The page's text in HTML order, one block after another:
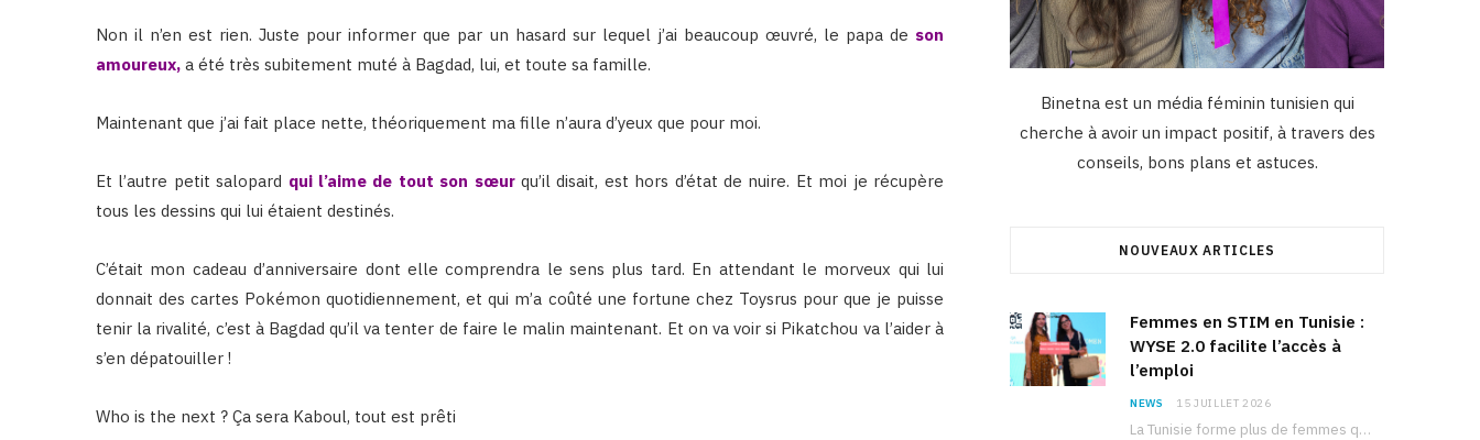
Non il n’en est rien. Juste pour informer que par un hasard sur lequel j’ai beaucoup œuvré, le papa de son
amoureux, a été très subitement muté à Bagdad, lui, et toute sa famille.
Maintenant que j’ai fait place nette, théoriquement ma fille n’aura d’yeux que pour moi.
Et l’autre petit salopard qui l’aime de tout son sœurqu’il disait, est hors d’état de nuire. Et moi je récupère
tous les dessins qui lui étaient destinés.
C’était mon cadeau d’anniversaire dont elle comprendra le sens plus tard. En attendant le morveux qui lui
donnait des cartes Pokémon quotidiennement, et qui m’a coûté une fortune chez Toysrus pour que je puisse
tenir la rivalité, c’est à Bagdad qu’il va tenter de faire le malin maintenant. Et on va voir si Pikatchou va l’aider à
s’en dépatouiller !
Who is the next ? Ça sera Kaboul, tout est prêti
Binetna est un média féminin tunisien qui
cherche à avoir un impact positif, à travers des
conseils, bons plans et astuces.
NOUVEAUX ARTICLES
Femmes en STIM en Tunisie :
WYSE 2.0 facilite l’accès à
l’emploi
NEWS 15 JUILLET 2026
La Tunisie forme plus de femmes que d’hommes dans les filières scientifiques. Pourtant, pour beaucoup…